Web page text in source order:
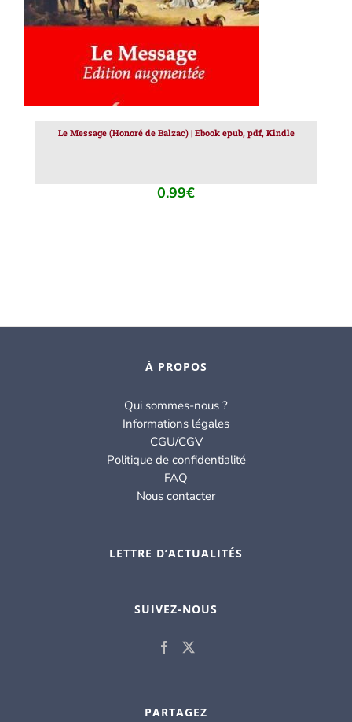
Le Message (Honoré de Balzac) | Ebook epub, pdf, Kindle
0.99€
À PROPOS
Qui sommes-nous ?
Informations légales
CGU/CGV
Politique de confidentialité
FAQ
Nous contacter
LETTRE D’ACTUALITÉS
SUIVEZ-NOUS
PARTAGEZ